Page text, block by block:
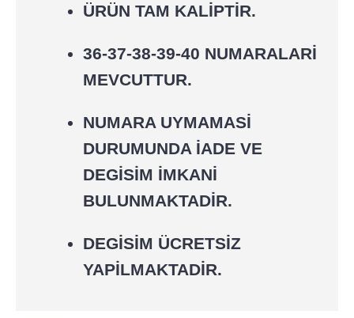
ÜRÜN TAM KALİPTİR.
36-37-38-39-40 NUMARALARİ
MEVCUTTUR.
NUMARA UYMAMASİ
DURUMUNDA İADE VE
DEGİSİM İMKANİ
BULUNMAKTADİR.
DEGİSİM ÜCRETSİZ
YAPİLMAKTADİR.